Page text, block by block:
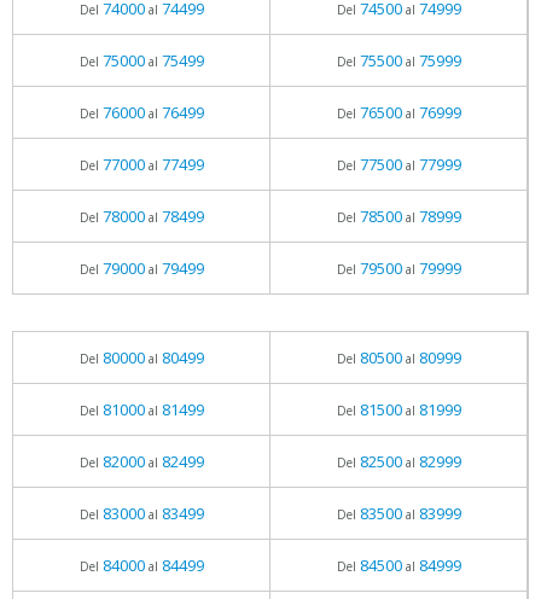
Del 74000al 74499 Del 74500al 74999
Del 75000al 75499 Del 75500al 75999
Del 76000al 76499 Del 76500al 76999
Del 77000al 77499 Del 77500al 77999
Del 78000al 78499 Del 78500al 78999
Del 79000al 79499 Del 79500al 79999
Del 80000al 80499 Del 80500al 80999
Del 81000al 81499 Del 81500al 81999
Del 82000al 82499 Del 82500al 82999
Del 83000al 83499 Del 83500al 83999
Del 84000al 84499 Del 84500al 84999